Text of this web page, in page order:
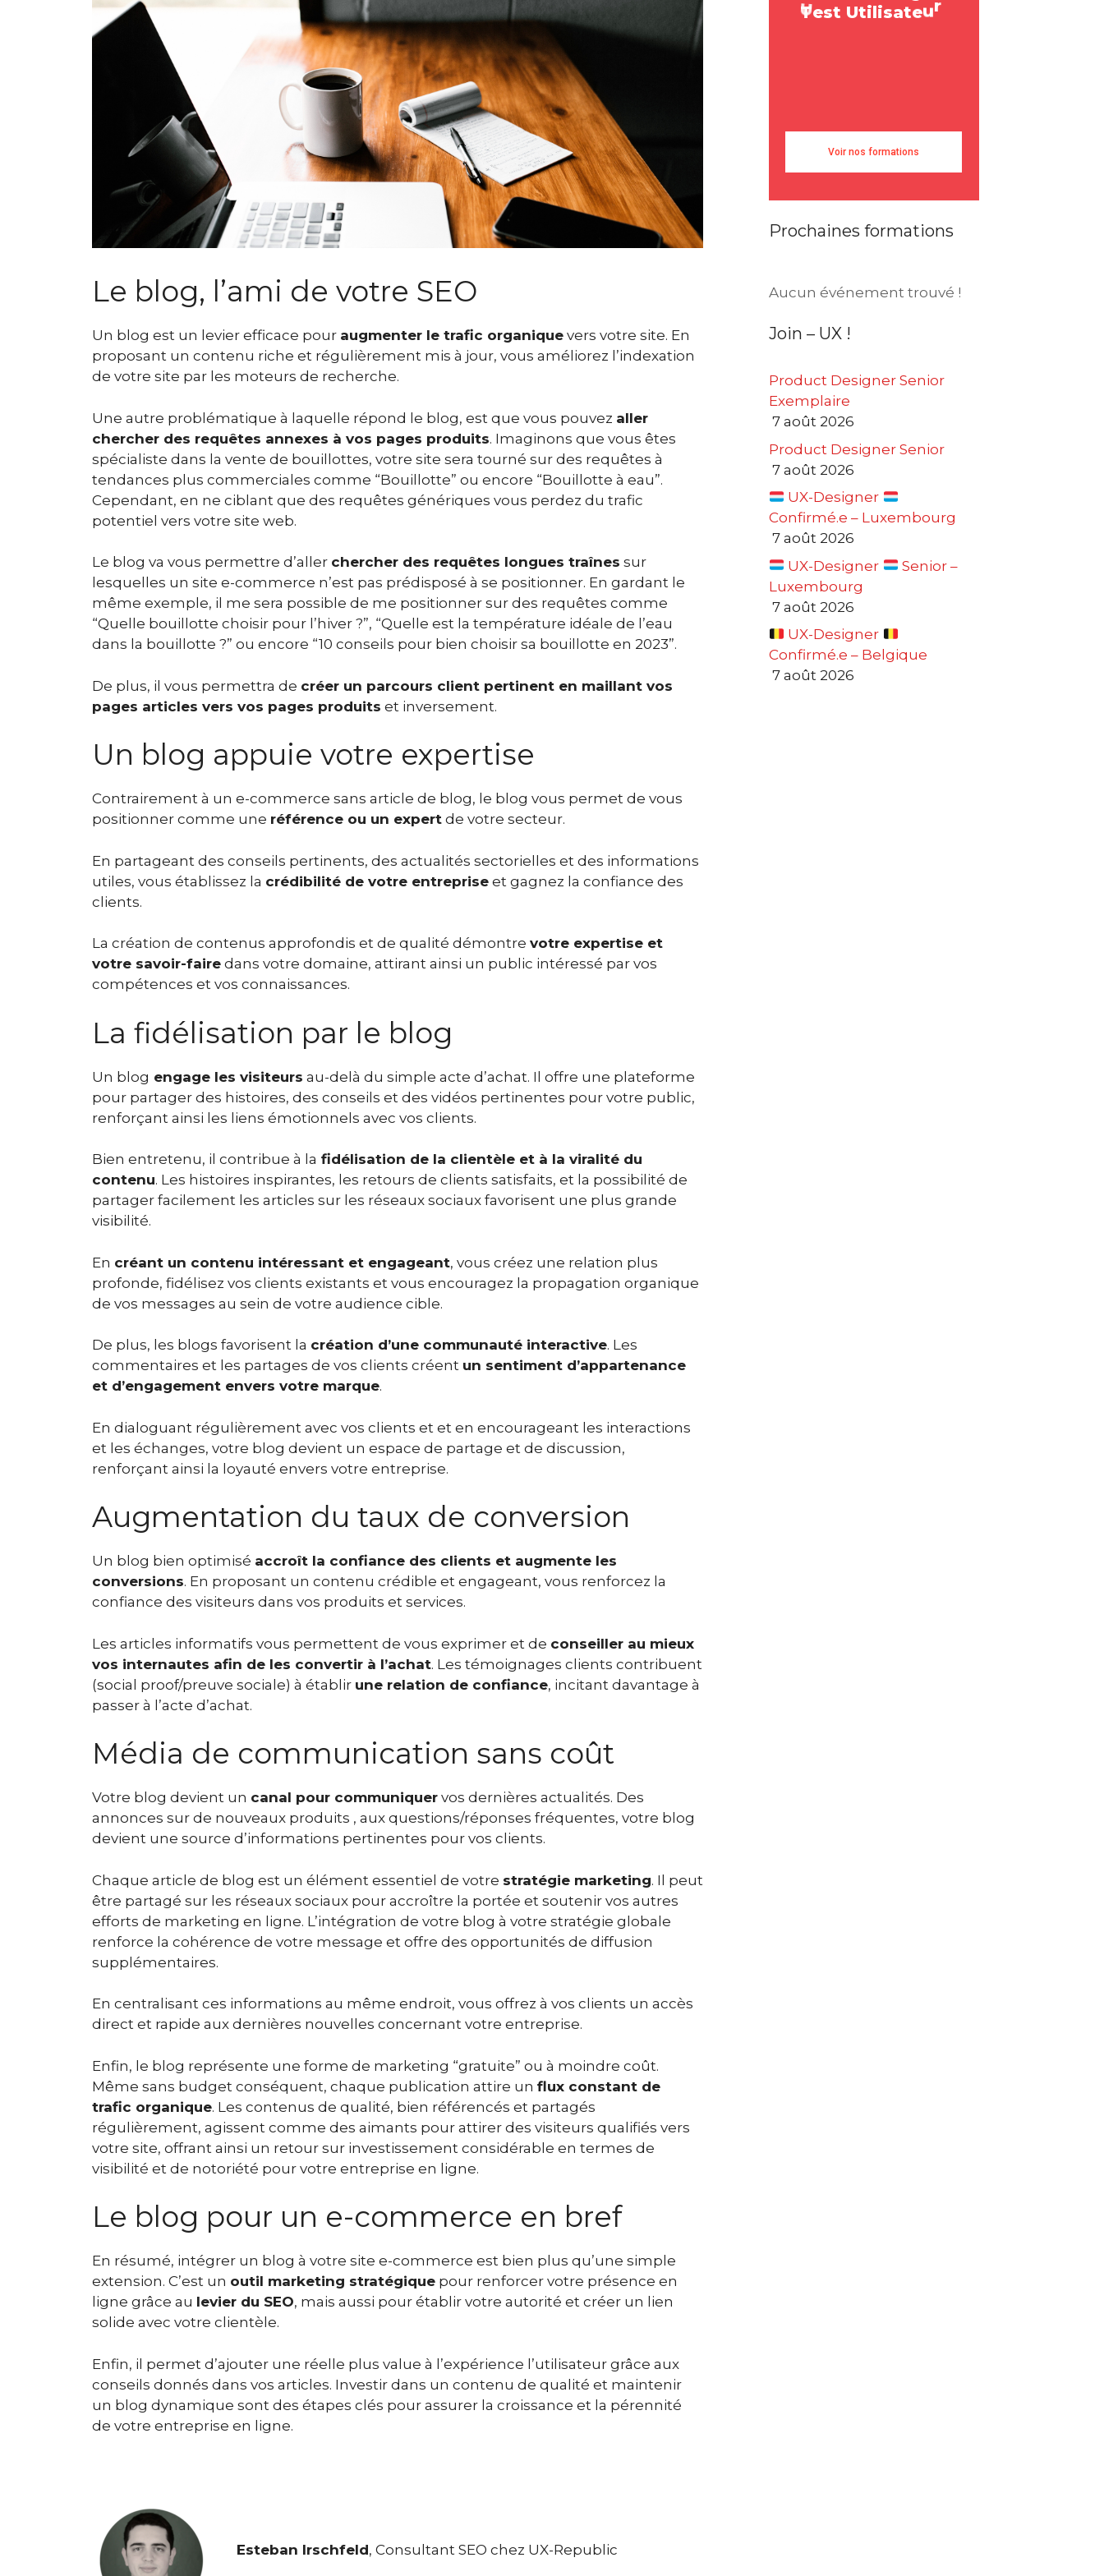
Le blog, l’ami de votre SEO
Un blog est un levier efficace pour augmenter le trafic organique vers votre site. En
proposant un contenu riche et régulièrement mis à jour, vous améliorez l’indexation
de votre site par les moteurs de recherche.
Une autre problématique à laquelle répond le blog, est que vous pouvez aller
chercher des requêtes annexes à vos pages produits. Imaginons que vous êtes
spécialiste dans la vente de bouillottes, votre site sera tourné sur des requêtes à
tendances plus commerciales comme “Bouillotte” ou encore “Bouillotte à eau”.
Cependant, en ne ciblant que des requêtes génériques vous perdez du trafic
potentiel vers votre site web.
Le blog va vous permettre d’aller chercher des requêtes longues traînes sur
lesquelles un site e-commerce n’est pas prédisposé à se positionner. En gardant le
même exemple, il me sera possible de me positionner sur des requêtes comme
“Quelle bouillotte choisir pour l’hiver ?”, “Quelle est la température idéale de l’eau
dans la bouillotte ?” ou encore “10 conseils pour bien choisir sa bouillotte en 2023”.
De plus, il vous permettra de créer un parcours client pertinent en maillant vos
pages articles vers vos pages produits et inversement.
Un blog appuie votre expertise
Contrairement à un e-commerce sans article de blog, le blog vous permet de vous
positionner comme une référence ou un expert de votre secteur.
En partageant des conseils pertinents, des actualités sectorielles et des informations
utiles, vous établissez la crédibilité de votre entreprise et gagnez la confiance des
clients.
La création de contenus approfondis et de qualité démontre votre expertise et
votre savoir-faire dans votre domaine, attirant ainsi un public intéressé par vos
compétences et vos connaissances.
La fidélisation par le blog
Un blog engage les visiteurs au-delà du simple acte d’achat. Il offre une plateforme
pour partager des histoires, des conseils et des vidéos pertinentes pour votre public,
renforçant ainsi les liens émotionnels avec vos clients.
Bien entretenu, il contribue à la fidélisation de la clientèle et à la viralité du
contenu. Les histoires inspirantes, les retours de clients satisfaits, et la possibilité de
partager facilement les articles sur les réseaux sociaux favorisent une plus grande
visibilité.
En créant un contenu intéressant et engageant, vous créez une relation plus
profonde, fidélisez vos clients existants et vous encouragez la propagation organique
de vos messages au sein de votre audience cible.
De plus, les blogs favorisent la création d’une communauté interactive. Les
commentaires et les partages de vos clients créent un sentiment d’appartenance
et d’engagement envers votre marque.
En dialoguant régulièrement avec vos clients et et en encourageant les interactions
et les échanges, votre blog devient un espace de partage et de discussion,
renforçant ainsi la loyauté envers votre entreprise.
Augmentation du taux de conversion
Un blog bien optimisé accroît la confiance des clients et augmente les
conversions. En proposant un contenu crédible et engageant, vous renforcez la
confiance des visiteurs dans vos produits et services.
Les articles informatifs vous permettent de vous exprimer et de conseiller au mieux
vos internautes afin de les convertir à l’achat. Les témoignages clients contribuent
(social proof/preuve sociale) à établir une relation de confiance, incitant davantage à
passer à l’acte d’achat.
Média de communication sans coût
Votre blog devient un canal pour communiquer vos dernières actualités. Des
annonces sur de nouveaux produits , aux questions/réponses fréquentes, votre blog
devient une source d’informations pertinentes pour vos clients.
Chaque article de blog est un élément essentiel de votre stratégie marketing. Il peut
être partagé sur les réseaux sociaux pour accroître la portée et soutenir vos autres
efforts de marketing en ligne. L’intégration de votre blog à votre stratégie globale
renforce la cohérence de votre message et offre des opportunités de diffusion
supplémentaires.
En centralisant ces informations au même endroit, vous offrez à vos clients un accès
direct et rapide aux dernières nouvelles concernant votre entreprise.
Enfin, le blog représente une forme de marketing “gratuite” ou à moindre coût.
Même sans budget conséquent, chaque publication attire un flux constant de
trafic organique. Les contenus de qualité, bien référencés et partagés
régulièrement, agissent comme des aimants pour attirer des visiteurs qualifiés vers
votre site, offrant ainsi un retour sur investissement considérable en termes de
visibilité et de notoriété pour votre entreprise en ligne.
Le blog pour un e-commerce en bref
En résumé, intégrer un blog à votre site e-commerce est bien plus qu’une simple
extension. C’est un outil marketing stratégique pour renforcer votre présence en
ligne grâce au levier du SEO, mais aussi pour établir votre autorité et créer un lien
solide avec votre clientèle.
Enfin, il permet d’ajouter une réelle plus value à l’expérience l’utilisateur grâce aux
conseils donnés dans vos articles. Investir dans un contenu de qualité et maintenir
un blog dynamique sont des étapes clés pour assurer la croissance et la pérennité
de votre entreprise en ligne.
Esteban Irschfeld, Consultant SEO chez UX-Republic
Test Utilisateur
r
Voir nos formations
Prochaines formations
Aucun événement trouvé !
Join – UX !
Product Designer Senior
Exemplaire
7 août 2026
Product Designer Senior
7 août 2026
UX-Designer
Confirmé.e – Luxembourg
7 août 2026
UX-Designer
Senior –
Luxembourg
7 août 2026
UX-Designer
Confirmé.e – Belgique
7 août 2026